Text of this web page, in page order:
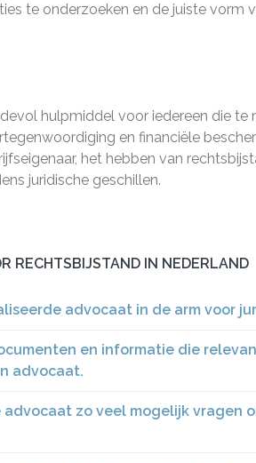
te onderzoeken en de juiste vorm
hulpmiddel voor iedereen die
en financiële
het hebben van
juridische geschillen.
RECHTSBIJSTAND IN NEDERLAND
advocaat in de arm voor
en informatie die
advocaat.
zo veel mogelijk vragen